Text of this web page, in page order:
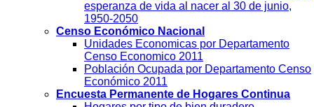
esperanza de vida al nacer al 30 de junio,
1950-2050
Censo Económico Nacional
Unidades Economicas por Departamento
Censo Economico 2011
Población Ocupada por Departamento Censo
Económico 2011
Encuesta Permanente de Hogares Continua